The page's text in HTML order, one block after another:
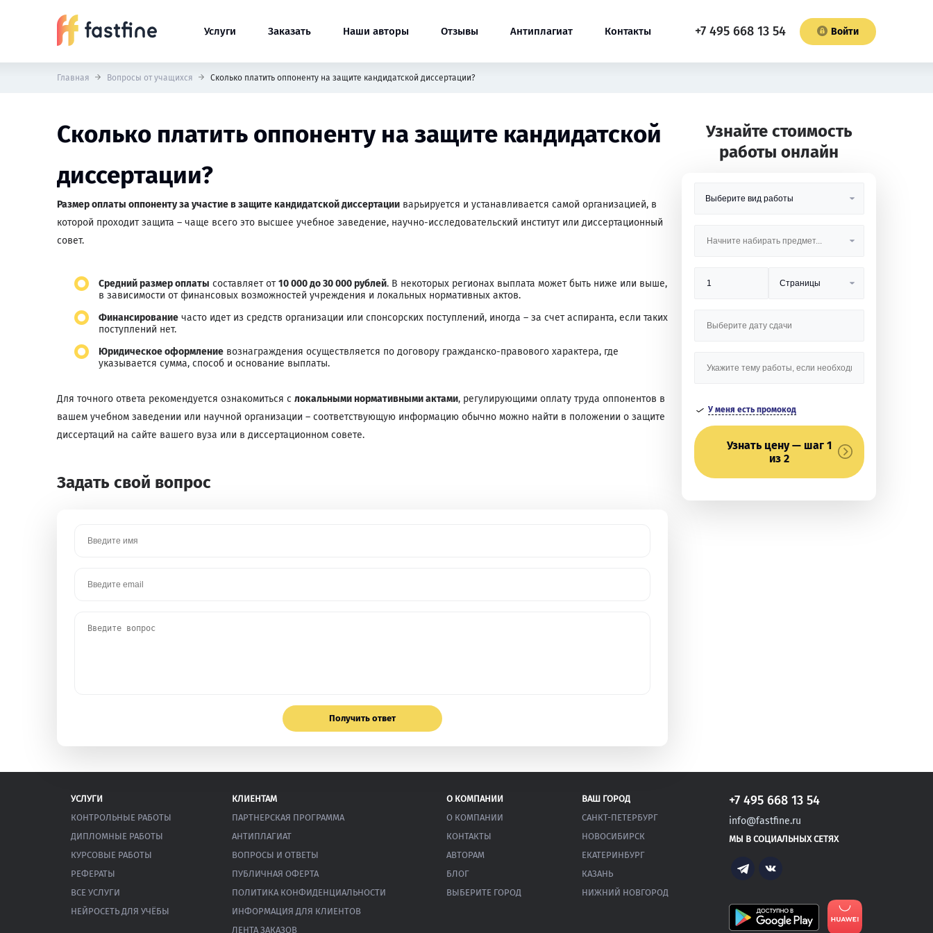
Услуги Заказать Наши авторы Отзывы Антиплагиат Контакты +7 495 668 13 54 Войти
Главная Вопросы от учащихся Сколько платить оппоненту на защите кандидатской диссертации?
Сколько платить оппоненту на защите кандидатской
диссертации?
Размер оплаты оппоненту за участие в защите кандидатской диссертации варьируется и устанавливается самой организацией, в
которой проходит защита – чаще всего это высшее учебное заведение, научно-исследовательский институт или диссертационный
совет.
Средний размер оплаты составляет от10 000 до 30 000 рублей. В некоторых регионах выплата может быть ниже или выше,
в зависимости от финансовых возможностей учреждения и локальных нормативных актов.
Финансирование часто идет из средств организации или спонсорских поступлений, иногда – за счет аспиранта, если таких
поступлений нет.
Юридическое оформление вознаграждения осуществляется по договору гражданско-правового характера, где
указывается сумма, способ и основание выплаты.
Для точного ответа рекомендуется ознакомиться с локальными нормативными актами, регулирующими оплату труда оппонентов в
вашем учебном заведении или научной организации – соответствующую информацию обычно можно найти в положении о защите
диссертаций на сайте вашего вуза или в диссертационном совете.
Задать свой вопрос
Получить ответ
Узнайте стоимость
работы онлайн
У меня есть промокод
Узнать цену — шаг 1
из 2
УСЛУГИ
КОНТРОЛЬНЫЕ РАБОТЫ
ДИПЛОМНЫЕ РАБОТЫ
КУРСОВЫЕ РАБОТЫ
РЕФЕРАТЫ
ВСЕ УСЛУГИ
НЕЙРОСЕТЬ ДЛЯ УЧЁБЫ
КЛИЕНТАМ
ПАРТНЕРСКАЯ ПРОГРАММА
АНТИПЛАГИАТ
ВОПРОСЫ И ОТВЕТЫ
ПУБЛИЧНАЯ ОФЕРТА
ПОЛИТИКА КОНФИДЕНЦИАЛЬНОСТИ
ИНФОРМАЦИЯ ДЛЯ КЛИЕНТОВ
ЛЕНТА ЗАКАЗОВ
О КОМПАНИИ
О КОМПАНИИ
КОНТАКТЫ
АВТОРАМ
БЛОГ
ВЫБЕРИТЕ ГОРОД
ВАШ ГОРОД
САНКТ-ПЕТЕРБУРГ
НОВОСИБИРСК
ЕКАТЕРИНБУРГ
КАЗАНЬ
НИЖНИЙ НОВГОРОД
+7 495 668 13 54
info@fastfine.ru
МЫ В СОЦИАЛЬНЫХ СЕТЯХ
Telegram
Vk